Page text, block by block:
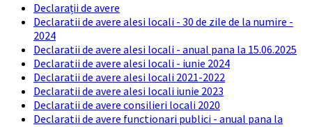
Declarații de avere
Declaratii de avere alesi locali - 30 de zile de la numire -
2024
Declaratii de avere alesi locali - anual pana la 15.06.2025
Declaratii de avere alesi locali - iunie 2024
Declaratii de avere alesi locali 2021-2022
Declaratii de avere alesi locali iunie 2023
Declaratii de avere consilieri locali 2020
Declaratii de avere functionari publici - anual pana la